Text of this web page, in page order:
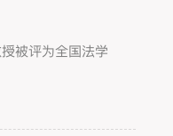
被评为全国法学